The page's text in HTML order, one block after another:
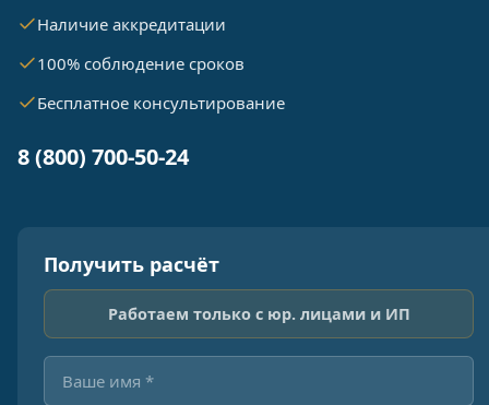
Наличие аккредитации
100% соблюдение сроков
Бесплатное консультирование
8 (800) 700-50-24
Получить расчёт
Работаем только с юр. лицами и ИП